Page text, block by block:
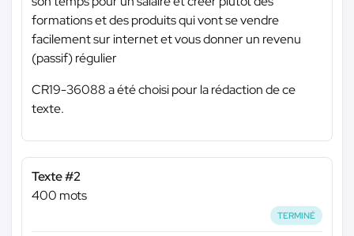
formations et des produits qui vont se vendre
facilement sur internet et vous donner un revenu
(passif) régulier
CR19-36088 a été choisi pour la rédaction de ce
texte.
Texte #2
400 mots
TERMINÉ